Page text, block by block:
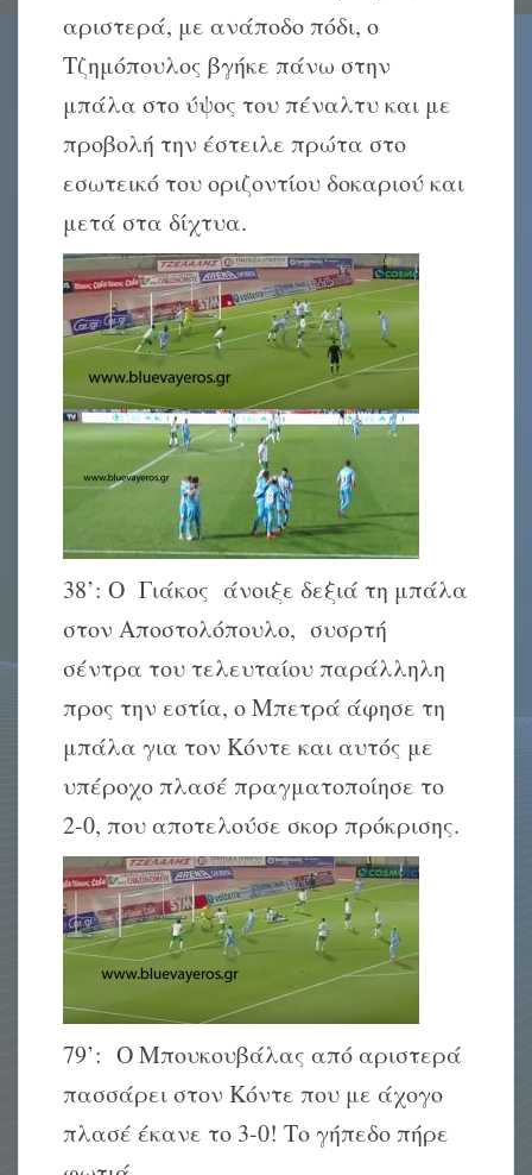
αριστερά, με ανάποδο πόδι, ο
Τζημόπουλος βγήκε πάνω στην
μπάλα στο ύψος του πέναλτυ και με
προβολή την έστειλε πρώτα στο
εσωτεικό του οριζοντίου δοκαριού και
μετά στα δίχτυα.
38’: Ο Γιάκος άνοιξε δεξιά τη μπάλα
στον Αποστολόπουλο, συσρτή
σέντρα του τελευταίου παράλληλη
προς την εστία, ο Μπετρά άφησε τη
μπάλα για τον Κόντε και αυτός με
υπέροχο πλασέ πραγματοποίησε το
2-0, που αποτελούσε σκορ πρόκρισης.
79’: Ο Μπουκουβάλας από αριστερά
πασσάρει στον Κόντε που με άχογο
πλασέ έκανε το 3-0! Το γήπεδο πήρε